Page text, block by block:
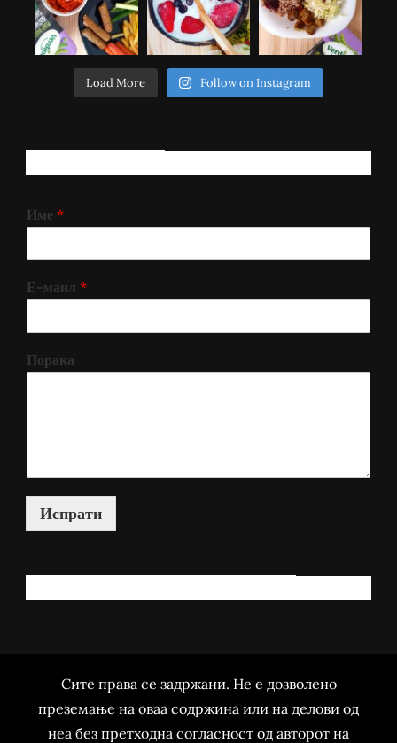
Load More Follow on Instagram
Име *
Е-маил *
Порака
Испрати
Сите права се задржани. Не е дозволено
преземање на оваа содржина или на делови од
неа без претходна согласност од авторот на